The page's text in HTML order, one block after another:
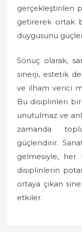
gerçekleştirilen
getirerek ortak
duygusunu
Sonuç olarak,
sinerji, estetik
ve ilham verici
Bu disiplinleri
unutulmaz ve
zamanda
güçlendirir.
gelmesiyle, her
disiplinlerin
ortaya çıkan
etkiler.